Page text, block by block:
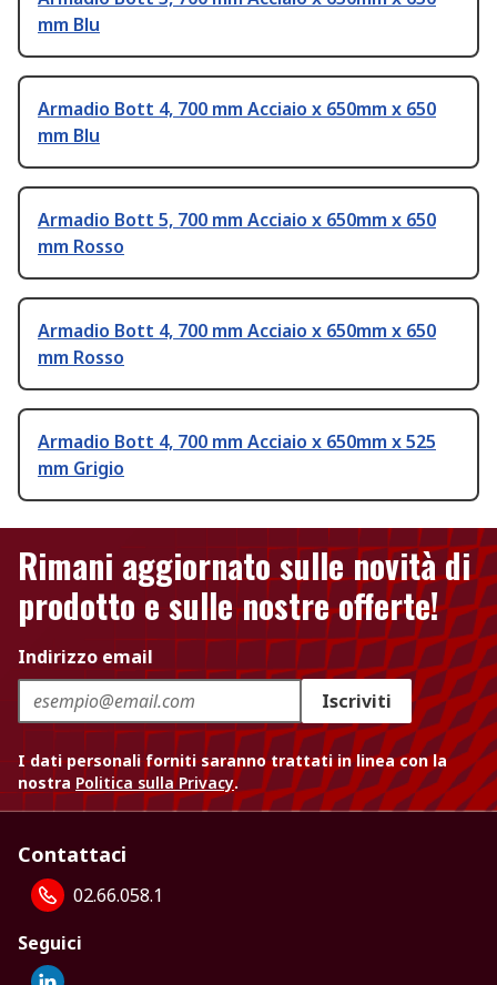
mm Blu
Armadio Bott 4, 700 mm Acciaio x 650mm x 650
mm Blu
Armadio Bott 5, 700 mm Acciaio x 650mm x 650
mm Rosso
Armadio Bott 4, 700 mm Acciaio x 650mm x 650
mm Rosso
Armadio Bott 4, 700 mm Acciaio x 650mm x 525
mm Grigio
Rimani aggiornato sulle novità di
prodotto e sulle nostre offerte!
Indirizzo email
Iscriviti
I dati personali forniti saranno trattati in linea con la
nostra Politica sulla Privacy.
Contattaci
02.66.058.1
Seguici